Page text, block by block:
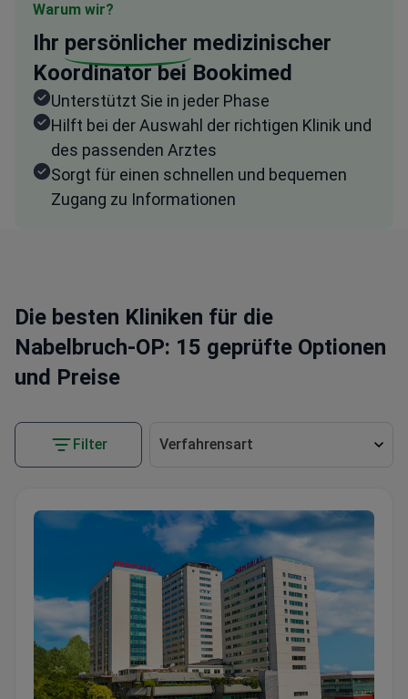
Warum wir?
Ihr persönlicher medizinischer
Koordinator bei Bookimed
Unterstützt Sie in jeder Phase
Hilft bei der Auswahl der richtigen Klinik und
des passenden Arztes
Sorgt für einen schnellen und bequemen
Zugang zu Informationen
Die besten Kliniken für die
Nabelbruch-OP: 15 geprüfte Optionen
und Preise
Filter Verfahrensart